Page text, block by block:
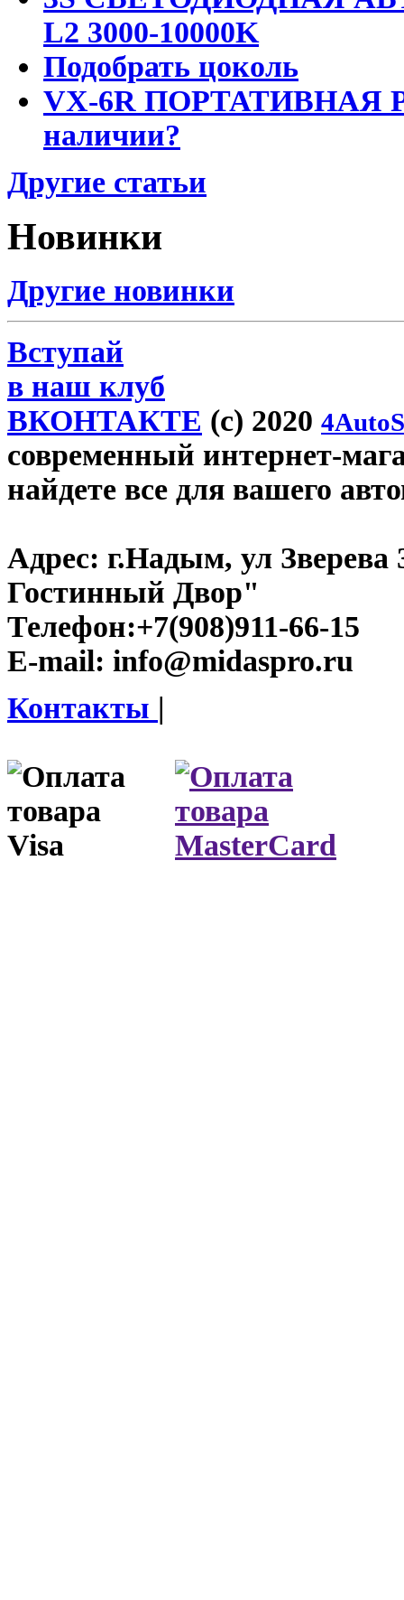
L2 3000-10000K
Подобрать цоколь
VX-6R ПОРТАТИВНАЯ
наличии?
Другие статьи
Новинки
Другие новинки
Вступай
в наш клуб
ВКОНТАКТЕ (c) 2020
современный интернет-
найдете все для вашего
Адрес: г.Надым, ул
Гостинный Двор"
Телефон:+7(908)911-66-15
E-mail: info@midaspro.ru
Контакты |